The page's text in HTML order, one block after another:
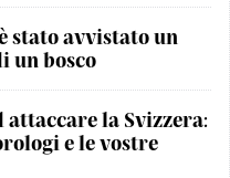
stato avvistato un
un bosco
la Svizzera:
e le vostre